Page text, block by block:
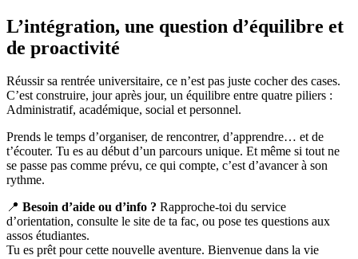
L’intégration, une question d’équilibre et
de proactivité
Réussir sa rentrée universitaire, ce n’est pas juste cocher des cases.
C’est construire, jour après jour, un équilibre entre quatre piliers :
Administratif, académique, social et personnel.
Prends le temps d’organiser, de rencontrer, d’apprendre… et de
t’écouter. Tu es au début d’un parcours unique. Et même si tout ne
se passe pas comme prévu, ce qui compte, c’est d’avancer à son
rythme.
📍 Besoin d’aide ou d’info ? Rapproche-toi du service
d’orientation, consulte le site de ta fac, ou pose tes questions aux
assos étudiantes.
Tu es prêt pour cette nouvelle aventure. Bienvenue dans la vie